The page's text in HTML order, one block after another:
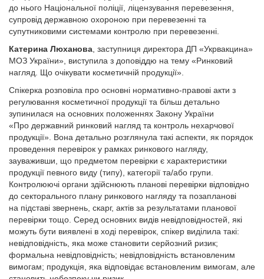
до нього Національної поліції, ліцензування перевезення,
супровід державною охороною при перевезенні та
супутниковими системами контролю при перевезенні.
Катерина Люханова , заступниця директора ДП «Укр­вакцина»
МОЗ України», виступила з доповіддю на тему «Ринковий
нагляд. Що очікувати косметичній продукції».
Спікерка розповіла про основні нормативно-правові акти з
регулювання косметичної продукції та більш детально
зупинилася на основних положеннях Закону України
«Про державний ринковий нагляд та контроль нехарчової
продукції». Вона детально розглянула такі аспекти, як порядок
проведення перевірок у рамках ринкового нагляду,
зауваживши, що предметом перевірки є характеристики
продукції певного виду (типу), категорії та/або групи.
Контролюючі органи здійснюють планові перевірки відповідно
до секторального плану ринкового нагляду та позапланові
на підставі звернень, скарг, актів за результатами планової
перевірки тощо. Серед основних видів невідповідностей, які
можуть бути виявлені в ході перевірок, спікер виділила такі:
невідповідність, яка може становити серйозний ризик;
формальна невідповідність; невідповідність встановленим
вимогам; продукція, яка відповідає встановленим вимогам, але